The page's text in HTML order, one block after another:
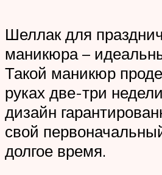
Шеллак для
маникюра –
Такой маникюр
руках две-три
дизайн
свой
долгое время.